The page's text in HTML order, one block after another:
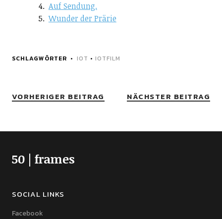
Auf Sendung.
Wunder der Prärie
SCHLAGWÖRTER IOT • IOTFILM
VORHERIGER BEITRAG NÄCHSTER BEITRAG
50 | frames
SOCIAL LINKS
Facebook